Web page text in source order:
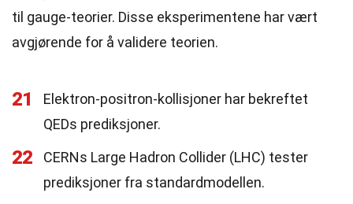
til gauge-teorier. Disse eksperimentene har vært
avgjørende for å validere teorien.
21
Elektron-positron-kollisjoner har bekreftet
QEDs prediksjoner.
22
CERNs Large Hadron Collider (LHC) tester
prediksjoner fra standardmodellen.